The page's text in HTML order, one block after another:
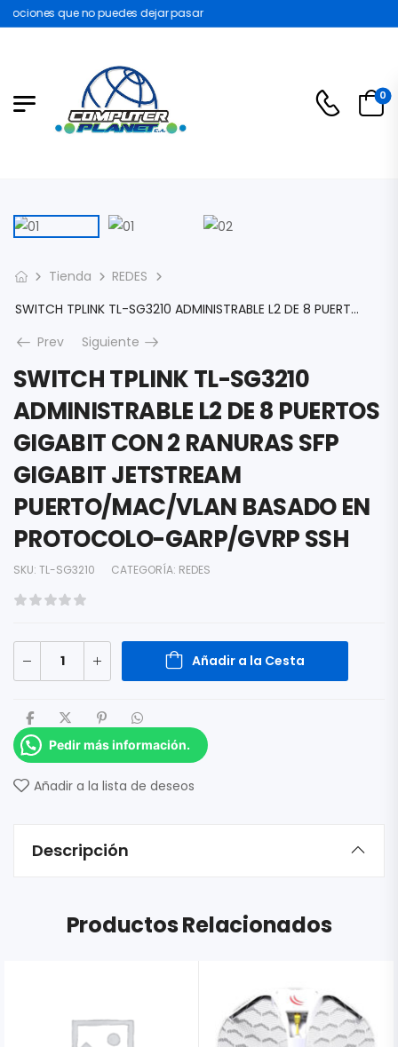
que no puedes dejar pasar
0
Tienda
REDES
SWITCH TPLINK TL-SG3210 ADMINISTRABLE L2 DE 8 PUERTOS GIGABIT CON 2 RANURAS SFP GIGABIT JETSTREAM PUERTO/MAC/VLAN BASADO EN PROTOCOLO-GARP/GVRP SSH
Prev
Siguiente
SWITCH TPLINK TL-SG3210
ADMINISTRABLE L2 DE 8 PUERTOS
GIGABIT CON 2 RANURAS SFP
GIGABIT JETSTREAM
PUERTO/MAC/VLAN BASADO EN
PROTOCOLO-GARP/GVRP SSH
SKU: TL-SG3210 CATEGORÍA: REDES
Añadir a la Cesta
Pedir más información.
Añadir a la lista de deseos
Descripción
Productos Relacionados